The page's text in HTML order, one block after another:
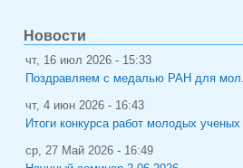
Новости
чт, 16 июл 2026 - 15:33
Поздравляем с медалью РАН для
чт, 4 июн 2026 - 16:43
Итоги конкурса работ молодых
ср, 27 Май 2026 - 16:49